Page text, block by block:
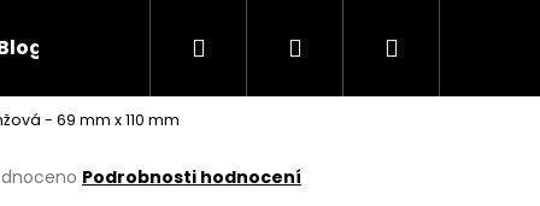
Obchodní podmínky Kontakty
Hledat PřihlášeníNákupní
- 69 mm x 110 mm
Podrobnosti hodnocení